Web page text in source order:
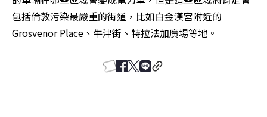
包括倫敦污染最嚴重的街道，比如白金漢宮附近的
Grosvenor Place、牛津街、特拉法加廣場等地。